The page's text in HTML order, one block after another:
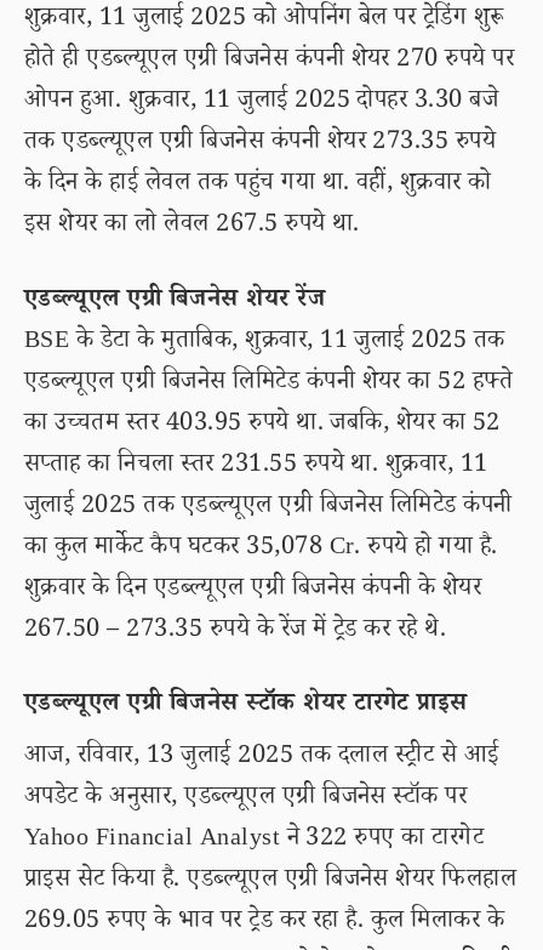
शुक्रवार, 11 जुलाई 2025 को ओपनिंग बेल पर ट्रेडिंग शुरू
होते ही एडब्ल्यूएल एग्री बिजनेस कंपनी शेयर 270 रुपये पर
ओपन हुआ. शुक्रवार, 11 जुलाई 2025 दोपहर 3.30 बजे
तक एडब्ल्यूएल एग्री बिजनेस कंपनी शेयर 273.35 रुपये
के दिन के हाई लेवल तक पहुंच गया था. वहीं, शुक्रवार को
इस शेयर का लो लेवल 267.5 रुपये था.
एडब्ल्यूएल एग्री बिजनेस शेयर रेंज
BSE के डेटा के मुताबिक, शुक्रवार, 11 जुलाई 2025 तक
एडब्ल्यूएल एग्री बिजनेस लिमिटेड कंपनी शेयर का 52 हफ्ते
का उच्चतम स्तर 403.95 रुपये था. जबकि, शेयर का 52
सप्ताह का निचला स्तर 231.55 रुपये था. शुक्रवार, 11
जुलाई 2025 तक एडब्ल्यूएल एग्री बिजनेस लिमिटेड कंपनी
का कुल मार्केट कैप घटकर 35,078 Cr. रुपये हो गया है.
शुक्रवार के दिन एडब्ल्यूएल एग्री बिजनेस कंपनी के शेयर
267.50 – 273.35 रुपये के रेंज में ट्रेड कर रहे थे.
एडब्ल्यूएल एग्री बिजनेस स्टॉक शेयर टारगेट प्राइस
आज, रविवार, 13 जुलाई 2025 तक दलाल स्ट्रीट से आई
अपडेट के अनुसार, एडब्ल्यूएल एग्री बिजनेस स्टॉक पर
Yahoo Financial Analyst ने 322 रुपए का टारगेट
प्राइस सेट किया है. एडब्ल्यूएल एग्री बिजनेस शेयर फिलहाल
269.05 रुपए के भाव पर ट्रेड कर रहा है. कुल मिलाकर के